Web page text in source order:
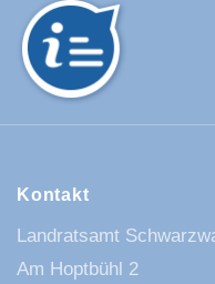
Kontakt
Landratsamt
Am Hoptbühl 2